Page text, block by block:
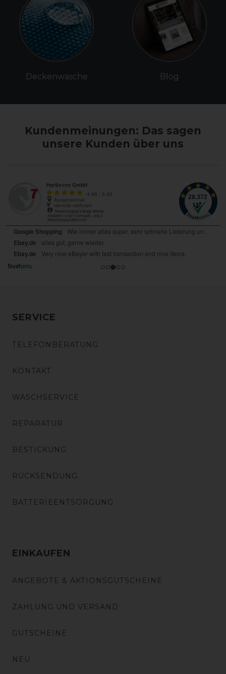
Deckenwäsche Blog
Kundenmeinungen: Das sagen
unsere Kunden über uns
SERVICE
TELEFONBERATUNG
KONTAKT
WASCHSERVICE
REPARATUR
BESTICKUNG
RÜCKSENDUNG
BATTERIEENTSORGUNG
EINKAUFEN
ANGEBOTE & AKTIONSGUTSCHEINE
ZAHLUNG UND VERSAND
GUTSCHEINE
NEU